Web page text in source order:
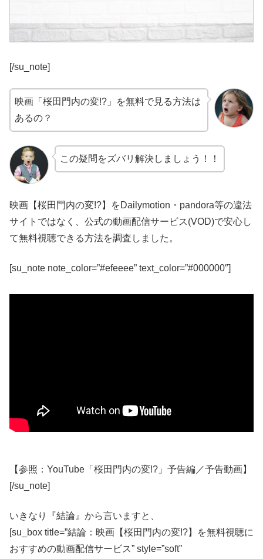
[/su_note]
映画「桜田門内の変!?」を無料で見る方法は
あるの？
この疑問をズバリ解決しましょう！！
映画【桜田門内の変!?】をDailymotion・pandora等の違法
サイトではなく、公式の動画配信サービス(VOD)で安心し
て無料視聴できる方法を調査しました。
[su_note note_color=”#efeeee” text_color=”#000000″]
【参照：YouTube「桜田門内の変!?」予告編／予告動画】
[/su_note]
いきなり『結論』から言いますと、
[su_box title=”結論：映画【桜田門内の変!?】を無料視聴に
おすすめの動画配信サービス” style=”soft”